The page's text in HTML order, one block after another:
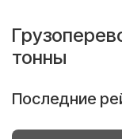
тонны
Последние